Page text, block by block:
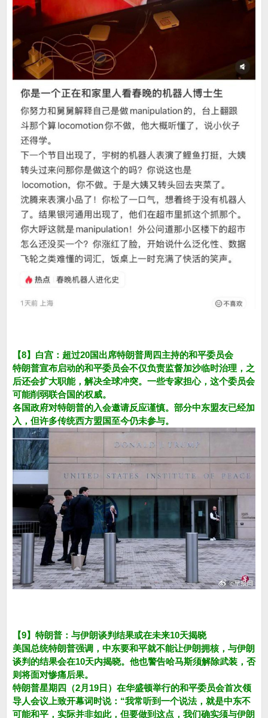
【8】白宫：超过20国出席特朗普周四主持的和平委员会
特朗普宣布启动的和平委员会不仅负责监督加沙临时治理，之
后还会扩大职能，解决全球冲突。一些专家担心，这个委员会
可能削弱联合国的权威。
各国政府对特朗普的入会邀请反应谨慎。部分中东盟友已经加
入，但许多传统西方盟国至今仍未参与。
【9】特朗普：与伊朗谈判结果或在未来10天揭晓
美国总统特朗普强调，中东要和平就不能让伊朗拥核，与伊朗
谈判的结果会在10天内揭晓。他也警告哈马斯须解除武装，否
则将面对惨痛后果。
特朗普星期四（2月19日）在华盛顿举行的和平委员会首次领
导人会议上致开幕词时说：“我常听到一个说法，就是中东不
可能和平，实际并非如此，但要做到这点，我们确实须与伊朗